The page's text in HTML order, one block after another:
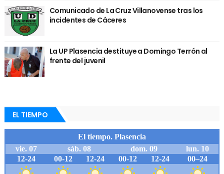
Comunicado de La Cruz Villanovense tras los
incidentes de Cáceres
La UP Plasencia destituye a Domingo Terrón al
frente del juvenil
EL TIEMPO